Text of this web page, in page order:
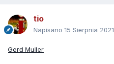
tio
Napisano 15 Sierpnia 2021
Gerd Muller